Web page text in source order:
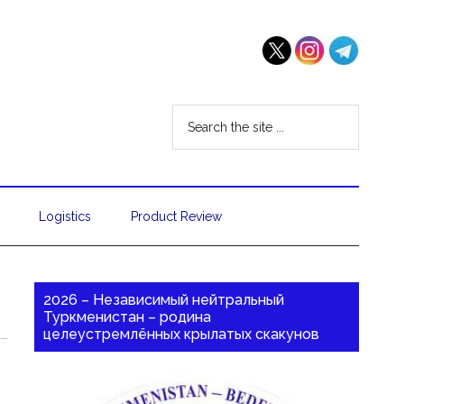
Logistics Product Review
2026 – Независимый нейтральный
Туркменистан – родина
целеустремлённых крылатых скакунов